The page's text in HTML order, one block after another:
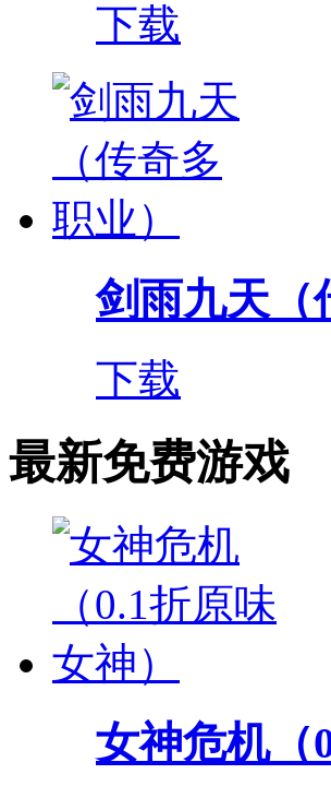
下载
剑雨九天（
下载
最新免费游戏
女神危机（